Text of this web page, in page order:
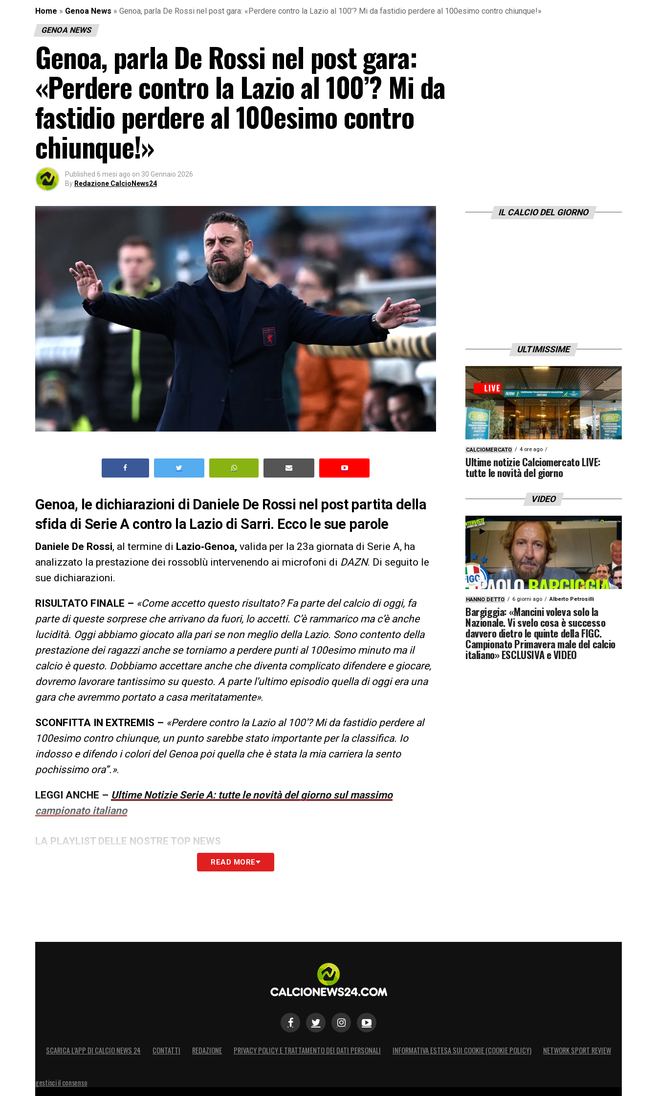
Home » Genoa News » Genoa, parla De Rossi nel post gara: «Perdere contro la Lazio al 100’? Mi da fastidio perdere al 100esimo contro chiunque!»
GENOA NEWS
Genoa, parla De Rossi nel post gara:
«Perdere contro la Lazio al 100’? Mi da
fastidio perdere al 100esimo contro
chiunque!»
Published 6 mesi ago on 30 Gennaio 2026
By Redazione CalcioNews24
Genoa, le dichiarazioni di Daniele De Rossi nel post partita della
sfida di Serie A contro la Lazio di Sarri. Ecco le sue parole
Daniele De Rossi, al termine di Lazio‑Genoa, valida per la 23a giornata di Serie A, ha
analizzato la prestazione dei rossoblù intervenendo ai microfoni di DAZN. Di seguito le
sue dichiarazioni.
RISULTATO FINALE – «Come accetto questo risultato? Fa parte del calcio di oggi, fa
parte di queste sorprese che arrivano da fuori, lo accetti. C’è rammarico ma c’è anche
lucidità. Oggi abbiamo giocato alla pari se non meglio della Lazio. Sono contento della
prestazione dei ragazzi anche se torniamo a perdere punti al 100esimo minuto ma il
calcio è questo. Dobbiamo accettare anche che diventa complicato difendere e giocare,
dovremo lavorare tantissimo su questo. A parte l’ultimo episodio quella di oggi era una
gara che avremmo portato a casa meritatamente».
SCONFITTA IN EXTREMIS – «Perdere contro la Lazio al 100’? Mi da fastidio perdere al
100esimo contro chiunque, un punto sarebbe stato importante per la classifica. Io
indosso e difendo i colori del Genoa poi quella che è stata la mia carriera la sento
pochissimo ora”.».
LEGGI ANCHE – Ultime Notizie Serie A: tutte le novità del giorno sul massimo
campionato italiano
LA PLAYLIST DELLE NOSTRE TOP NEWS
READ MORE
IL CALCIO DEL GIORNO
ULTIMISSIME
CALCIOMERCATO 4 ore ago
Ultime notizie Calciomercato LIVE:
tutte le novità del giorno
VIDEO
HANNO DETTO 6 giorni ago Alberto Petrosilli
Bargiggia: «Mancini voleva solo la
Nazionale. Vi svelo cosa è successo
davvero dietro le quinte della FIGC.
Campionato Primavera male del calcio
italiano» ESCLUSIVA e VIDEO
SCARICA L’APP DI CALCIO NEWS 24 CONTATTI REDAZIONE PRIVACY POLICY E TRATTAMENTO DEI DATI PERSONALI INFORMATIVA ESTESA SUI COOKIE (COOKIE POLICY) NETWORK SPORT REVIEW
gestisci il consenso